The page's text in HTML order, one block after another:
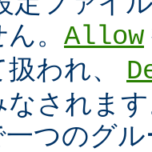
。 Allow
われ、
なされま
つのグ